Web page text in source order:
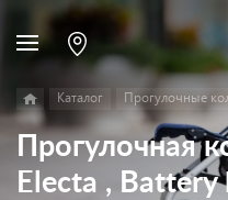
Каталог Прогулочные
Прогулочная
Electa , Battery